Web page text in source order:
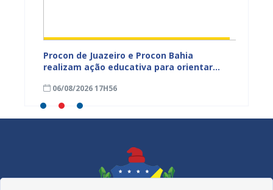
Procon de Juazeiro e Procon Bahia
realizam ação educativa para orientar
06/08/2026 17H56